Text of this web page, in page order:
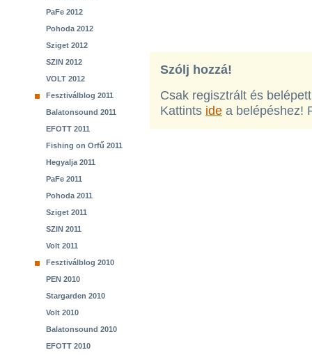
PaFe 2012
Pohoda 2012
Sziget 2012
SZIN 2012
VOLT 2012
Fesztiválblog 2011
Balatonsound 2011
EFOTT 2011
Fishing on Orfű 2011
Hegyalja 2011
PaFe 2011
Pohoda 2011
Sziget 2011
SZIN 2011
Volt 2011
Fesztiválblog 2010
PEN 2010
Stargarden 2010
Volt 2010
Balatonsound 2010
EFOTT 2010
Szólj hozzá!
Csak regisztrált és
Kattints ide a belépéshez!